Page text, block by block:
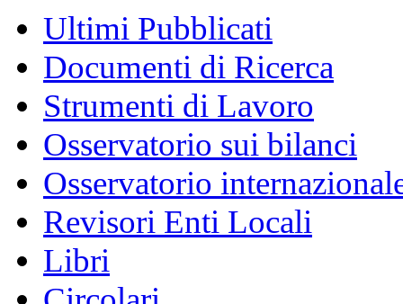
Ultimi Pubblicati
Documenti di Ricerca
Strumenti di Lavoro
Osservatorio sui bilanci
Osservatorio
Revisori Enti Locali
Libri